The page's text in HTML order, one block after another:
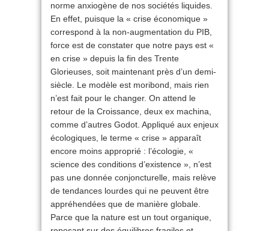
norme anxiogène de nos sociétés liquides.
En effet, puisque la « crise économique »
correspond à la non-augmentation du PIB,
force est de constater que notre pays est «
en crise » depuis la fin des Trente
Glorieuses, soit maintenant près d’un demi-
siècle. Le modèle est moribond, mais rien
n’est fait pour le changer. On attend le
retour de la Croissance, deux ex machina,
comme d’autres Godot. Appliqué aux enjeux
écologiques, le terme « crise » apparaît
encore moins approprié : l’écologie, «
science des conditions d’existence », n’est
pas une donnée conjoncturelle, mais relève
de tendances lourdes qui ne peuvent être
appréhendées que de manière globale.
Parce que la nature est un tout organique,